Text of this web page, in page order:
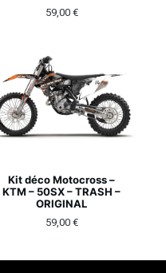
59,00 €
Kit déco Motocross –
KTM – 50SX – TRASH –
ORIGINAL
59,00 €